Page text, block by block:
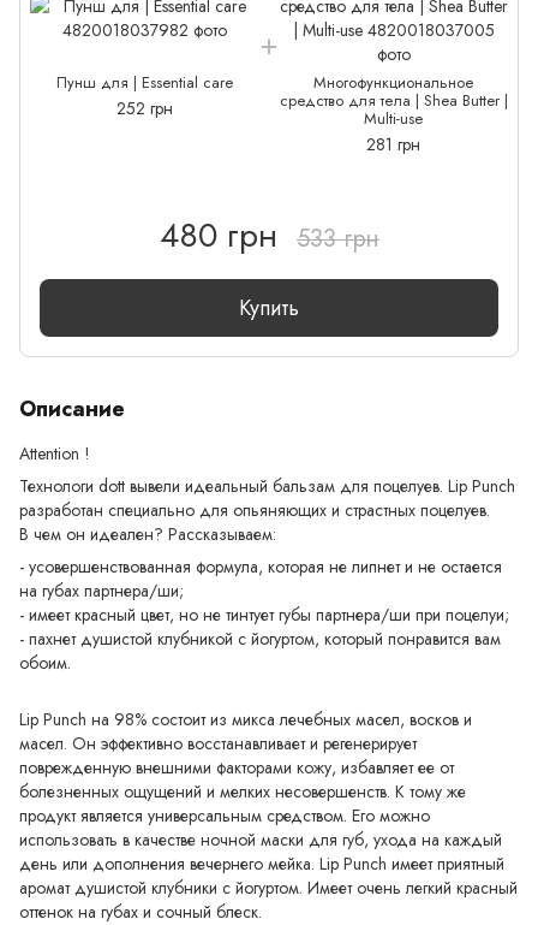
Пунш для | Essential care
252 грн
Многофункциональное
средство для тела | Shea Butter |
Multi-use
281 грн
480 грн 533 грн
Купить
Описание
Attention !
Технологи dott вывели идеальный бальзам для поцелуев. Lip Punch
разработан специально для опьяняющих и страстных поцелуев.
В чем он идеален? Рассказываем:
- усовершенствованная формула, которая не липнет и не остается
на губах партнера/ши;
- имеет красный цвет, но не тинтует губы партнера/ши при поцелуи;
- пахнет душистой клубникой с йогуртом, который понравится вам
обоим.
Lip Punch на 98% состоит из микса лечебных масел, восков и
масел. Он эффективно восстанавливает и регенерирует
поврежденную внешними факторами кожу, избавляет ее от
болезненных ощущений и мелких несовершенств. К тому же
продукт является универсальным средством. Его можно
использовать в качестве ночной маски для губ, ухода на каждый
день или дополнения вечернего мейка. Lip Punch имеет приятный
аромат душистой клубники с йогуртом. Имеет очень легкий красный
оттенок на губах и сочный блеск.